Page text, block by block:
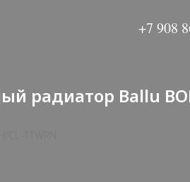
+7 908
радиатор Ballu